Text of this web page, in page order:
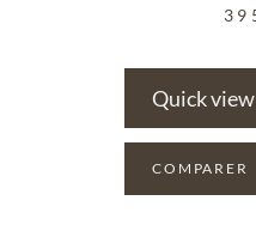
Quick view
COMPARER